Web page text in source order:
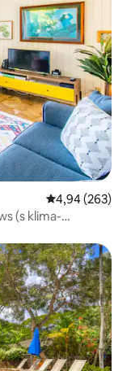
Prosječna
4,94 (263)
(s klima-